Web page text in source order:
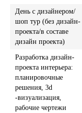
День с дизайнером/
шоп тур (без дизайн-
проекта/в составе
дизайн проекта)
Разработка дизайн-
проекта интерьера:
планировочные
решения, 3d
-визуализация,
рабочие чертежи